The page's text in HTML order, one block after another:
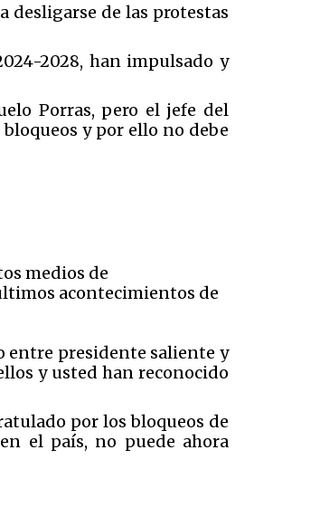
desligarse de las protestas
2028, han impulsado y
Porras, pero el jefe del
y por ello no debe
medios de
acontecimientos de
entre presidente saliente y
y usted han reconocido
por los bloqueos de
el país, no puede ahora